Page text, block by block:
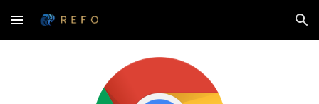
Skip to main content Skip to navigation